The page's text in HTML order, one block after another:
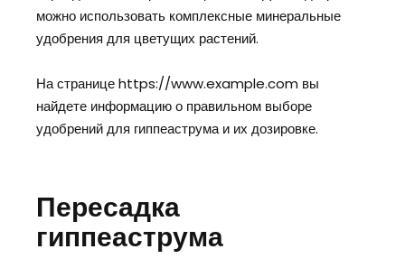
можно использовать комплексные минеральные
удобрения для цветущих растений.
На странице https://www.example.com вы
найдете информацию о правильном выборе
удобрений для гиппеаструма и их дозировке.
Пересадка
гиппеаструма